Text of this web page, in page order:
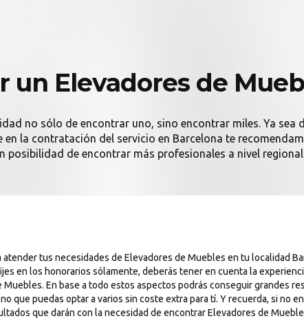
un Elevadores de
no sólo de encontrar uno, sino encontrar miles. Ya sea
la contratación del servicio en Barcelona te
posibilidad de encontrar más profesionales a nivel
tus necesidades de Elevadores de Muebles en tu localidad
en los honorarios sólamente, deberás tener en cuenta la
En base a todo estos aspectos podrás conseguir grandes
que puedas optar a varios sin coste extra para tí. Y recuerda, si no
que darán con la necesidad de encontrar Elevadores de